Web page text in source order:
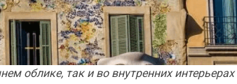
облике, так и во внутренних интерьерах